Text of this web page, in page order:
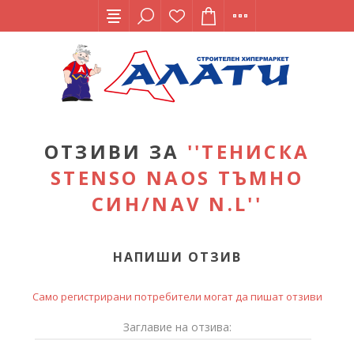
ОТЗИВИ ЗА
ТЕНИСКА
STENSO NAOS ТЪМНО
СИН/NAV N.L
НАПИШИ ОТЗИВ
Само регистрирани потребители могат да пишат отзиви
Заглавие на отзива: